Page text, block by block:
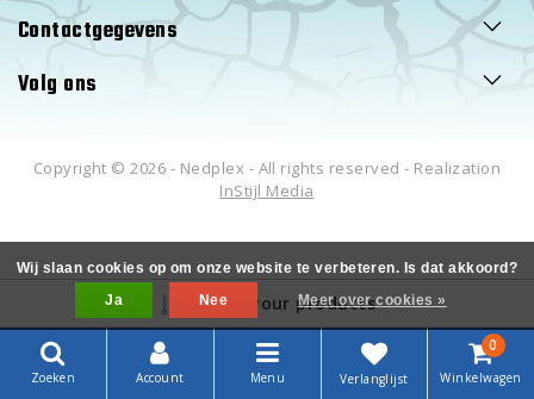
Contactgegevens
Volg ons
Copyright © 2026 - Nedplex - All rights reserved - Realization
InStijl Media
Filter your products
Zoeken Account Menu Verlanglijst
0
Winkelwagen
Wij slaan cookies op om onze website te verbeteren. Is dat akkoord?
Ja
Nee Meer over cookies »